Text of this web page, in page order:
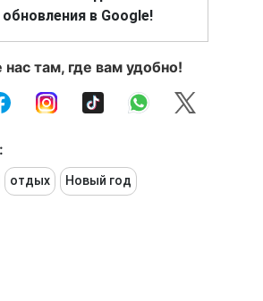
в Google!
там, где вам удобно!
отдых Новый год